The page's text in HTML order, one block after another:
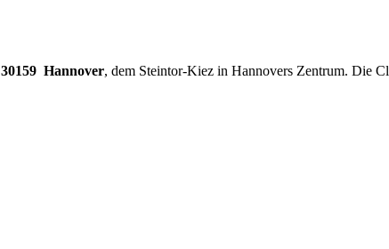
30159 Hannover, dem Steintor-Kiez in Hannovers Zentrum. Die